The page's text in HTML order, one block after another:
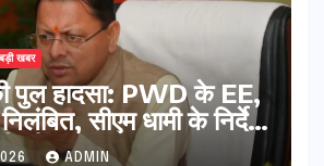
बड़ी खबर
पुल हादसा: PWD के EE,
सीएम धामी के निर्देश
ADMIN